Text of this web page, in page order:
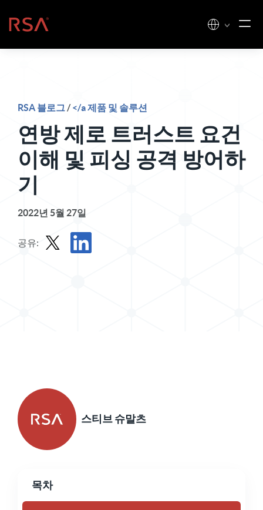
홈
RSA 블로그/</a 제품 및 솔루션
연방 제로 트러스트 요건
이해 및 피싱 공격 방어하
기
2022년 5월 27일
공유:
스티브 슈말츠
목차